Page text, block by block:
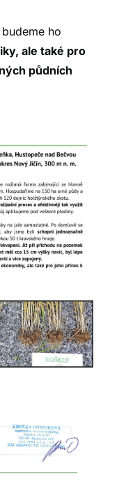
ho
ale také pro
půdních